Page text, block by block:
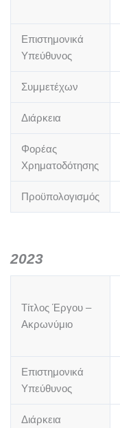
Επιστημονικά
Υπεύθυνος
Συμμετέχων
Διάρκεια
Φορέας
Χρηματοδότησης
Προϋπολογισμός
2023
Τίτλος Έργου –
Ακρωνύμιο
Επιστημονικά
Υπεύθυνος
Διάρκεια